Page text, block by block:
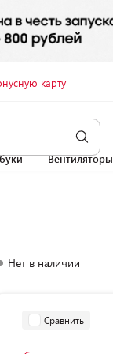
карту
Вентиляторы
Нет в наличии
Сравнить